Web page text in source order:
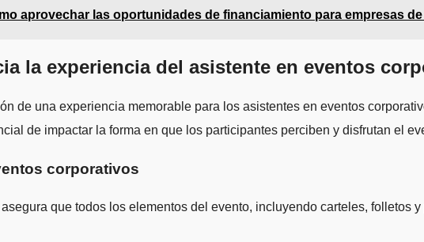
aprovechar las oportunidades de financiamiento para empresas
la experiencia del asistente en eventos
de una experiencia memorable para los asistentes en eventos
de impactar la forma en que los participantes perciben y disfrutan el
corporativos
que todos los elementos del evento, incluyendo carteles, folletos